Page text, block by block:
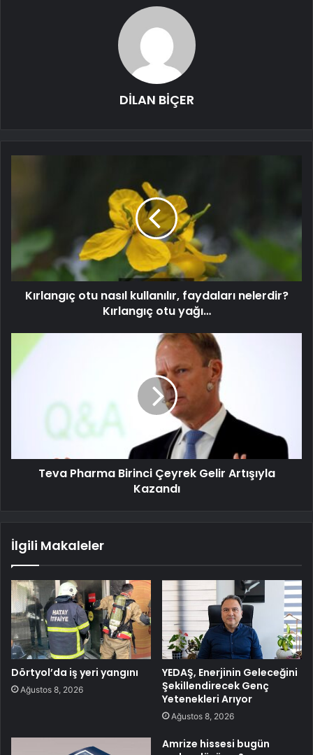
DİLAN BİÇER
Kırlangıç otu nasıl kullanılır, faydaları nelerdir?
Kırlangıç otu yağı…
Teva Pharma Birinci Çeyrek Gelir Artışıyla
Kazandı
İlgili Makaleler
Dörtyol’da iş yeri yangını
Ağustos 8, 2026
YEDAŞ, Enerjinin Geleceğini
Şekillendirecek Genç
Yetenekleri Arıyor
Ağustos 8, 2026
Amrize hissesi bugün